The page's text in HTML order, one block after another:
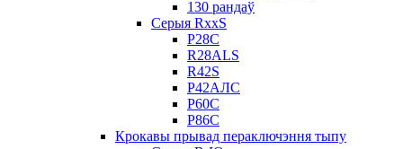
130 рандаў
Серыя RxxS
Р28С
R28ALS
R42S
Р42АЛС
Р60С
Р86С
Крокавы прывад пераключэння тыпу